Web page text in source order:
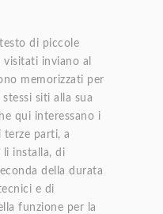
di piccole
inviano al
memorizzati per
siti alla sua
qui interessano i
parti, a
li installa, di
della durata
e di
funzione per la